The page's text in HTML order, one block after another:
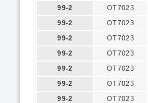
99-2
OT7023
99-2
OT7023
99-2
OT7023
99-2
OT7023
99-2
OT7023
99-2
OT7023
99-2
OT7023